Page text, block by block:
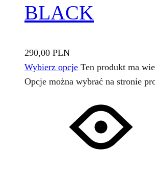
BLACK
290,00 PLN
Wybierz opcje Ten produkt ma
Opcje można wybrać na stronie